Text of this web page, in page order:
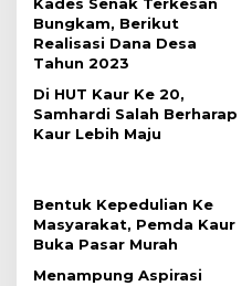
p
o
s
Bungkam, Berikut
Realisasi Dana Desa
Tahun 2023
Di HUT Kaur Ke 20,
Samhardi Salah Berharap
Kaur Lebih Maju
Bentuk Kepedulian Ke
Masyarakat, Pemda Kaur
Buka Pasar Murah
Menampung Aspirasi